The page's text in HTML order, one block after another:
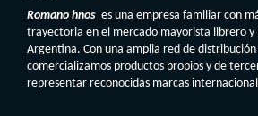
Romano hnos es una empresa familiar con
trayectoria en el mercado mayorista librero y
Argentina. Con una amplia red de
comercializamos productos propios y de
representar reconocidas marcas